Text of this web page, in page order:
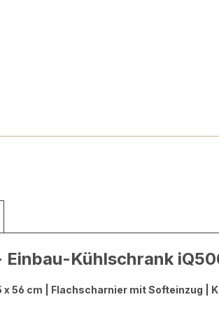
Kühlschrank
x 56 cm | Flachscharnier mit Softeinzug |